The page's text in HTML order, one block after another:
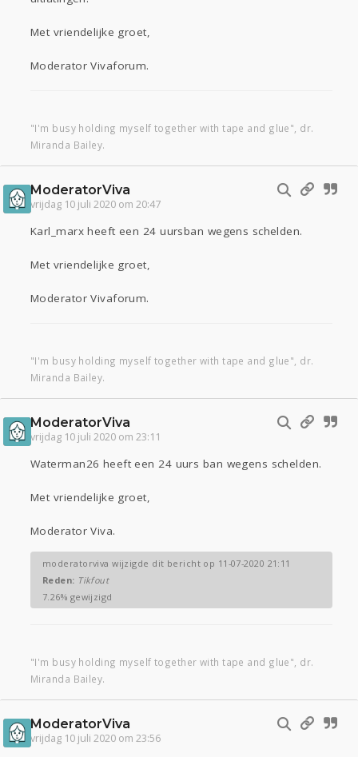
Met vriendelijke groet,
Moderator Vivaforum.
"I'm busy holding myself together with tape and glue", dr.
Miranda Bailey.
ModeratorViva
vrijdag 10 juli 2020 om 20:47
Karl_marx heeft een 24 uursban wegens schelden.
Met vriendelijke groet,
Moderator Vivaforum.
"I'm busy holding myself together with tape and glue", dr.
Miranda Bailey.
ModeratorViva
vrijdag 10 juli 2020 om 23:11
Waterman26 heeft een 24 uurs ban wegens schelden.
Met vriendelijke groet,
Moderator Viva.
moderatorviva wijzigde dit bericht op 11-07-2020 21:11
Reden: Tikfout
7.26% gewijzigd
"I'm busy holding myself together with tape and glue", dr.
Miranda Bailey.
ModeratorViva
vrijdag 10 juli 2020 om 23:56